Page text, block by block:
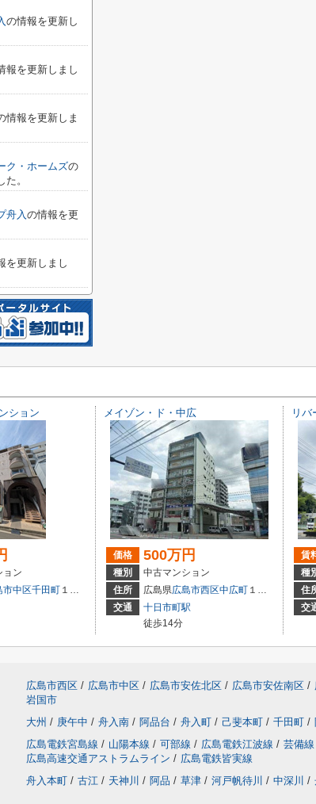
の情報を更新し
報を更新しまし
情報を更新しま
ク・ホームズの
。
舟入の情報を更
を更新しまし
ション
ョン
市中区千田町 １丁目3-9
メイゾン・ド・中広
価格 500万円
種別
中古マンション
住所
広島県広島市西区中広町 １丁目3-18
交通
十日市町駅
徒歩14分
リバ
賃
種
住
交
広島市西区 / 広島市中区 / 広島市安佐北区 / 広島市安佐南区 /
岩国市
大州 / 庚午中 / 舟入南 / 阿品台 / 舟入町 / 己斐本町 / 千田町 /
広島電鉄宮島線 / 山陽本線 / 可部線 / 広島電鉄江波線 / 芸備線
広島高速交通アストラムライン / 広島電鉄皆実線
舟入本町 / 古江 / 天神川 / 阿品 / 草津 / 河戸帆待川 / 中深川 /